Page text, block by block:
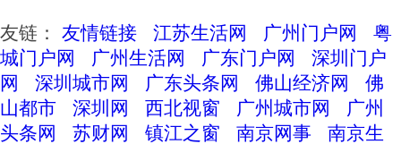
友链： 友情链接 江苏生活网 广州门户网
粤
城门户网
广州生活网 广东门户网
深圳门户
网
深圳城市网 广东头条网 佛山经济网
佛
山都市
深圳网 西北视窗 广州城市网
广州
头条网
苏财网 镇江之窗 南京网事
南京生